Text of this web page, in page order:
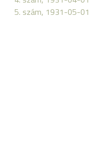
5. szám, 1931-05-01